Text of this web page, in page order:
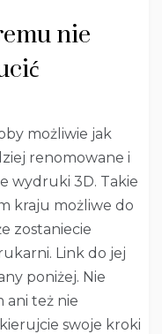
nie
możliwie jak
renomowane i
wydruki 3D. Takie
kraju możliwe do
zostaniecie
Link do jej
poniżej. Nie
ani też nie
swoje kroki